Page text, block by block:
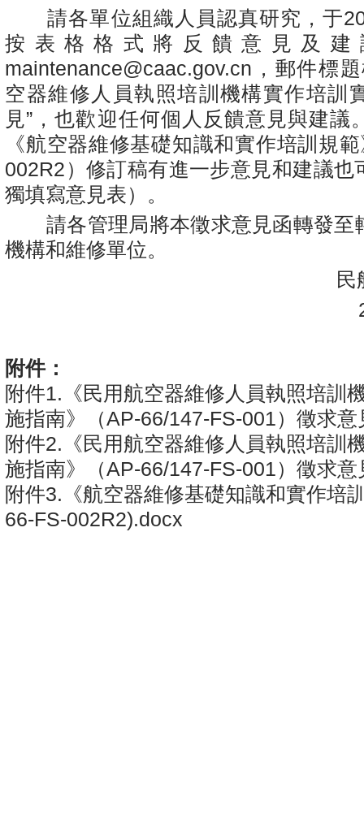
請各單位組織人員認真研究，于
按表格格式將反饋意見及建
maintenance@caac.gov.cn，郵件標
空器維修人員執照培訓機構實作培訓
見”，也歡迎任何個人反饋意見與建議
《航空器維修基礎知識和實作培訓規
002R2）修訂稿有進一步意見和建議也
獨填寫意見表）。
請各管理局將本徵求意見函轉發至
機構和維修單位。
民航
附件：
附件1.《民用航空器維修人員執照培訓
施指南》（AP-66/147-FS-001）徵求
附件2.《民用航空器維修人員執照培訓
施指南》（AP-66/147-FS-001）徵求意
附件3.《航空器維修基礎知識和實作培
66-FS-002R2).docx